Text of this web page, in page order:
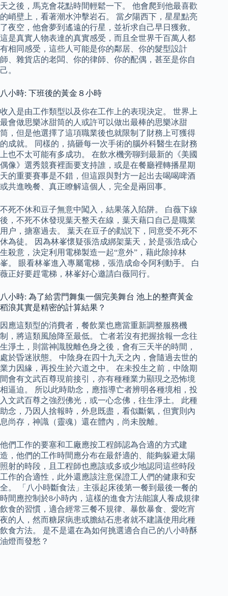
天之後，馬克會花點時間輕鬆一下。 他會爬到他最喜歡
的峭壁上，看著潮水沖擊岩石。 當夕陽西下，星星點亮
了夜空，他會夢到遙遠的行星，並祈求自己早日獲救。
這是真實人物表達的真實感受，而且全世界千百萬人都
有相同感受，這些人可能是你的鄰居、你的髮型設計
師、雜貨店的老闆、你的律師、你的配偶，甚至是你自
己。
八小時: 下班後的黃金８小時
收入是由工作類型以及你在工作上的表現決定。 世界上
最會做思樂冰甜筒的人或許可以做出最棒的思樂冰甜
筒，但是他選擇了這項職業後也就限制了財務上可獲得
的成就。 同樣的，搞砸每一次手術的腦外科醫生在財務
上也不太可能有多成功。 在飲水機旁聊到最新的《美國
偶像》選秀競賽裡面要支持誰，或是在餐廳裡轉播星期
天的重要賽事是不錯，但這跟與對方一起出去喝喝啤酒
或共進晚餐、真正瞭解這個人，完全是兩回事。
不死不休和豆子無意中闖入，結果落入陷阱。 白薇下線
後，不死不休發現葉天整天在線，葉天藉口自己是職業
用户，搪塞過去。 葉天在豆子的勸説下，同意受不死不
休為徒。 因為林峯懷疑張浩成綁架葉天，於是張浩成心
生殺意，決定利用電梯製造一起“意外”，藉此除掉林
峯。 眼看林峯進入專屬電梯，張浩成命令阿利動手。 白
薇正好要趕電梯，林峯好心邀請白薇同行。
八小時: 為了給雲門舞集一個完美舞台 池上的整齊黃金
稻浪其實是精密的計算結果？
因應這類型的消費者，餐飲業也應當重新調整服務機
制，將這類風險降至最低。 亡者若沒有把握捨報一念往
生淨土，則當神識脫離色身之後，會有三天半的時間，
處於昏迷狀態。 中陰身在四十九天之內，會隨過去世的
業力因緣，再投生於六道之中。 在未投生之前，中陰期
間會有文武百尊現前接引，亦有種種業力顯現之恐怖境
相逼迫。 所以此時助念，應指導亡者辨明各種境相，投
入文武百尊之強烈佛光，或一心念佛，往生淨土。 此種
助念，乃因人捨報時，外息既盡，看似斷氣，但實則內
息尚存，神識（靈魂）還在體內，尚未脫離。
他們工作的要塞和工廠應按工程師認為合適的方式建
造，他們的工作時間應分布在最舒適的、能夠躲避太陽
照射的時段，且工程師也應該或多或少地認同這些時段
工作的合適性，此外還應該注意保證工人們的健康和安
全。 「八小時斷食法」主張起床後第一餐到最後一餐的
時間應控制於8小時內，這樣的進食方法能讓人養成規律
飲食的習慣，適合經常三餐不規律、暴飲暴食、愛吃宵
夜的人，然而糖尿病患或膽結石患者就不建議使用此種
飲食方法。 是不是還在為如何挑選適合自己的八小時酥
油燈而發愁？